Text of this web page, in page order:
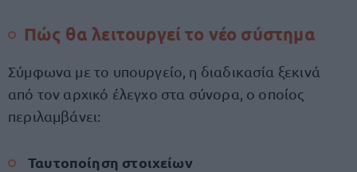
Πώς θα λειτουργεί το νέο σύστημα
Σύμφωνα με το υπουργείο, η διαδικασία ξεκινά
από τον αρχικό έλεγχο στα σύνορα, ο οποίος
περιλαμβάνει:
Ταυτοποίηση στοιχείων